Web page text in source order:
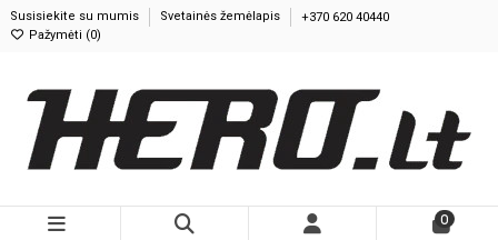
Susisiekite su mumis Svetainės žemėlapis
+370 620 40440
Pažymėti (0)
0